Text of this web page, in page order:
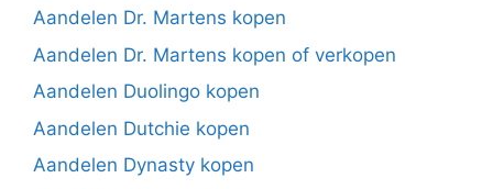
Aandelen Dr. Martens kopen
Aandelen Dr. Martens kopen of verkopen
Aandelen Duolingo kopen
Aandelen Dutchie kopen
Aandelen Dynasty kopen